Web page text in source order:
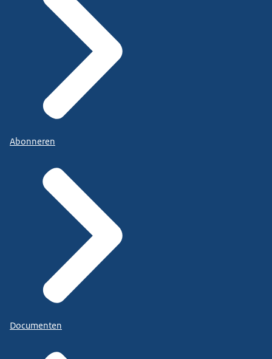
Abonneren
Documenten